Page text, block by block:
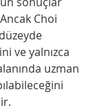
Choi
ve yalnızca
uzman